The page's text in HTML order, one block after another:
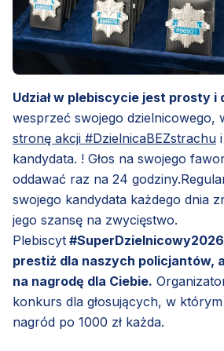
Udział w plebiscycie jest prosty i
wesprzeć swojego dzielnicowego,
stronę akcji #DzielnicaBEZstrachu
kandydata. ! Głos na swojego
oddawać raz na 24
swojego kandydata każdego dnia
jego szansę na zwycięstwo.
Plebiscyt
prestiż dla naszych policjantów,
na nagrodę dla Ciebie.
konkurs dla głosujących, w
nagród po 1000 zł każda.